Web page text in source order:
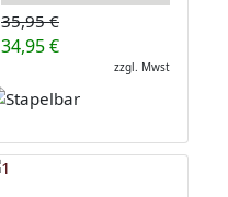
35,95 €
34,95 €
zzgl. Mwst